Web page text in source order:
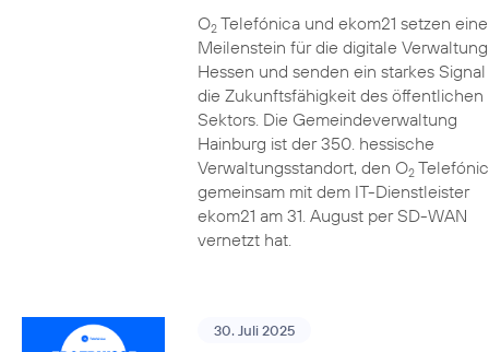
O2Telefónica und ekom21 setzen
Meilenstein für die digitale
Hessen und senden ein starkes
die Zukunftsfähigkeit des öffentlichen
Sektors. Die Gemeindeverwaltung
Hainburg ist der 350. hessische
Verwaltungsstandort, den O2
gemeinsam mit dem IT-Dienstleister
ekom21 am 31. August per SD-WAN
vernetzt hat.
30. Juli 2025